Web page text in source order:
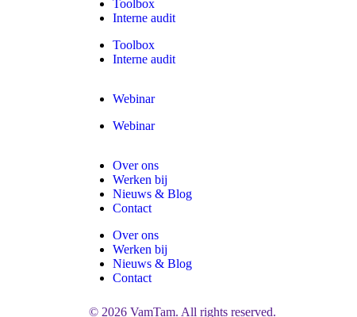
Toolbox
Interne audit
Toolbox
Interne audit
Webinar
Webinar
Over ons
Werken bij
Nieuws & Blog
Contact
Over ons
Werken bij
Nieuws & Blog
Contact
© 2026 VamTam. All rights reserved.